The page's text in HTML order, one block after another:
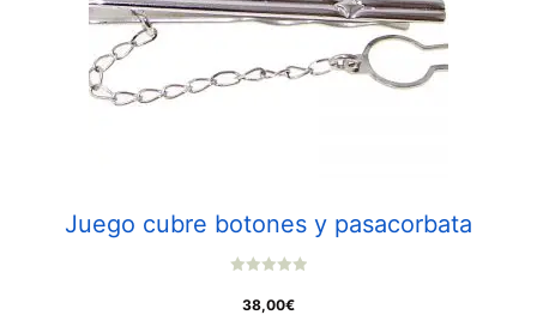
Juego cubre botones y pasacorbata
38,00€